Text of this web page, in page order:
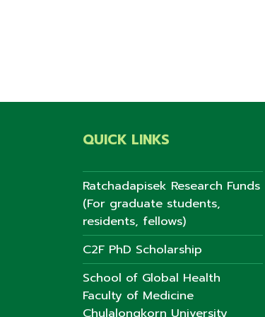
QUICK LINKS
Ratchadapisek Research Funds
(For graduate students,
residents, fellows)
C2F PhD Scholarship
School of Global Health
Faculty of Medicine
Chulalongkorn University